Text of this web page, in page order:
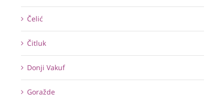
Čelić
Čitluk
Donji Vakuf
Goražde